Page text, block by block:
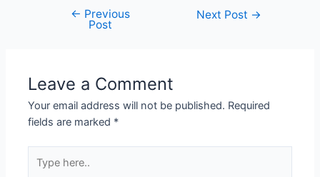
← Previous
Post
Next Post →
Leave a Comment
Your email address will not be published. Required
fields are marked *